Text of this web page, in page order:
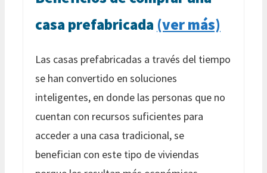
casa prefabricada (ver más)
Las casas prefabricadas a través del tiempo
se han convertido en soluciones
inteligentes, en donde las personas que no
cuentan con recursos suficientes para
acceder a una casa tradicional, se
benefician con este tipo de viviendas